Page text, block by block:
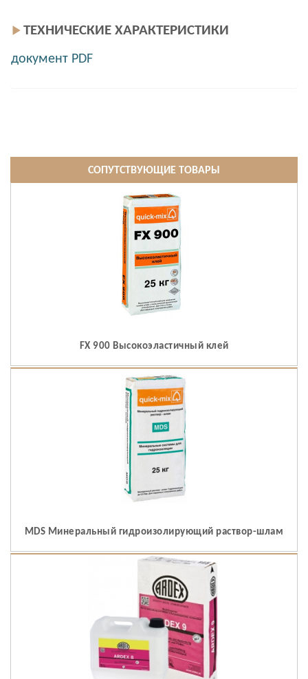
ТЕХНИЧЕСКИЕ ХАРАКТЕРИСТИКИ
документ PDF
СОПУТСТВУЮЩИЕ ТОВАРЫ
FX 900 Высокоэластичный клей
MDS Минеральный гидроизолирующий раствор-шлам